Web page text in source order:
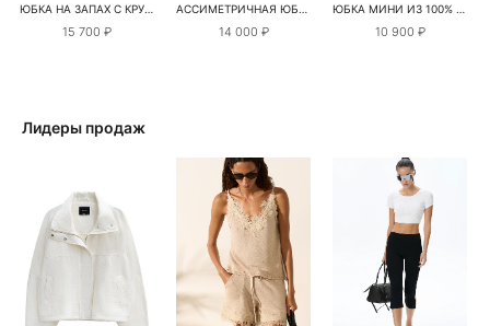
ЮБКА НА ЗАПАХ С КРУЖЕВОМ
15 700 ₽
АССИМЕТРИЧНАЯ ЮБКА МИДИ ИЗО ЛЬНА
14 000 ₽
ЮБКА МИНИ ИЗ 100% ЛЬНА С КРУЖЕВОМ
10 900 ₽
Лидеры продаж